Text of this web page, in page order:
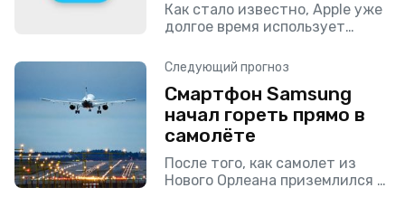
Как стало известно, Apple уже
долгое время использует
запрещенного контента, о
которой компания рассказала
лишь недавно. Компания
уточнила, что уже с 2019 года
Следующий прогноз
Смартфон Samsung
начал гореть прямо в
самолёте
После того, как самолет из
Нового Орлеана приземлился в